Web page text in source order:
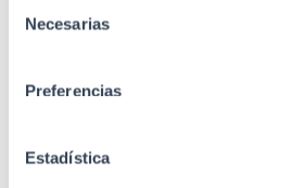
Necesarias
Preferencias
Estadística
Professional insertion/cutting tool